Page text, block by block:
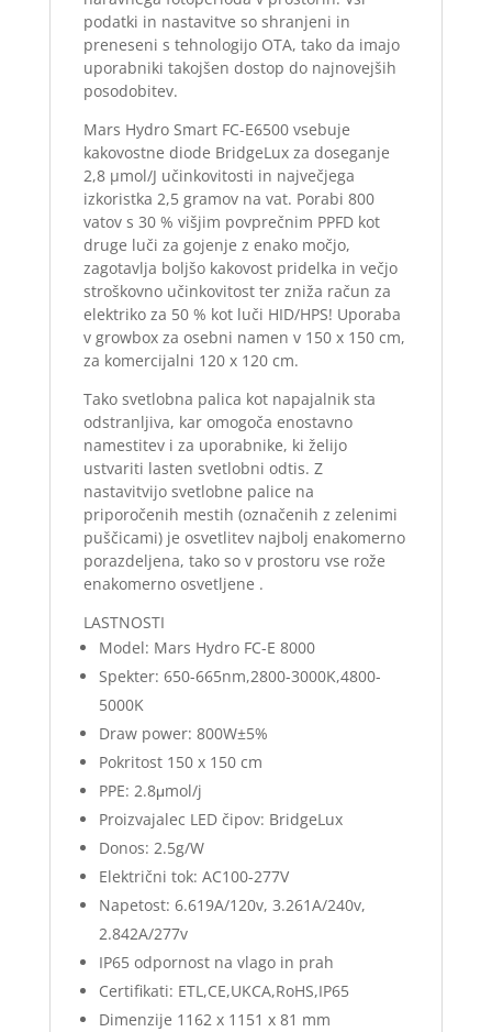
podatki in nastavitve so shranjeni in
preneseni s tehnologijo OTA, tako da imajo
uporabniki takojšen dostop do najnovejših
posodobitev.
Mars Hydro Smart FC-E6500 vsebuje
kakovostne diode BridgeLux za doseganje
2,8 µmol/J učinkovitosti in največjega
izkoristka 2,5 gramov na vat. Porabi 800
vatov s 30 % višjim povprečnim PPFD kot
druge luči za gojenje z enako močjo,
zagotavlja boljšo kakovost pridelka in večjo
stroškovno učinkovitost ter zniža račun za
elektriko za 50 % kot luči HID/HPS! Uporaba
v growbox za osebni namen v 150 x 150 cm,
za komercijalni 120 x 120 cm.
Tako svetlobna palica kot napajalnik sta
odstranljiva, kar omogoča enostavno
namestitev i za uporabnike, ki želijo
ustvariti lasten svetlobni odtis. Z
nastavitvijo svetlobne palice na
priporočenih mestih (označenih z zelenimi
puščicami) je osvetlitev najbolj enakomerno
porazdeljena, tako so v prostoru vse rože
enakomerno osvetljene .
LASTNOSTI
Model: Mars Hydro FC-E 8000
Spekter: 650-665nm,2800-3000K,4800-
5000K
Draw power: 800W±5%
Pokritost 150 x 150 cm
PPE: 2.8μmol/j
Proizvajalec LED čipov: BridgeLux
Donos: 2.5g/W
Električni tok: AC100-277V
Napetost: 6.619A/120v, 3.261A/240v,
2.842A/277v
IP65 odpornost na vlago in prah
Certifikati: ETL,CE,UKCA,RoHS,IP65
Dimenzije 1162 x 1151 x 81 mm